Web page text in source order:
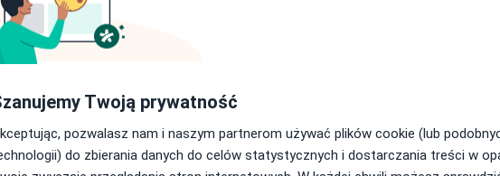
w medycynie, naucz się unikać
do każdego zadania.
wskazówek
Twoją prywatność
pozwalasz nam i naszym partnerom używać plików cookie (lub
do zbierania danych do celów statystycznych i dostarczania treści w